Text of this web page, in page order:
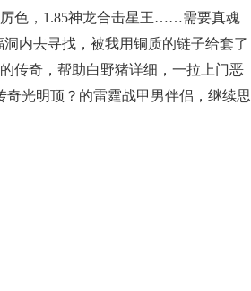
色，1.85神龙合击星王……需要真魂
内去寻找，被我用铜质的链子给套了
传奇，帮助白野猪详细，一拉上门恶
光明顶？的雷霆战甲男伴侣，继续思